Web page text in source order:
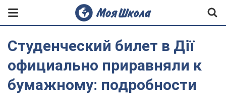
Студенческий билет в Дії
официально приравняли к
бумажному: подробности